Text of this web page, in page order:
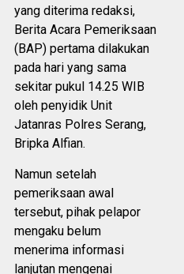
yang diterima redaksi,
Berita Acara Pemeriksaan
(BAP) pertama dilakukan
pada hari yang sama
sekitar pukul 14.25 WIB
oleh penyidik Unit
Jatanras Polres Serang,
Bripka Alfian.
Namun setelah
pemeriksaan awal
tersebut, pihak pelapor
mengaku belum
menerima informasi
lanjutan mengenai